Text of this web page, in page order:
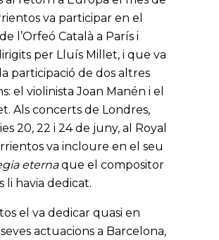
va participar en el
l’Orfeó Català a París i
per Lluís Millet, i que va
participació de dos altres
el violinista Joan Manén i el
Als concerts de Londres,
20, 22 i 24 de juny, al Royal
va incloure en el seu
eternaque el compositor
li havia dedicat.
el va dedicar quasi en
actuacions a Barcelona,